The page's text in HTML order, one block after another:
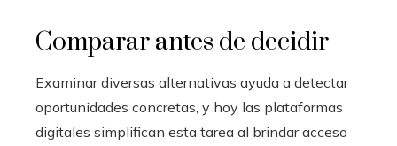
Comparar antes de decidir
Examinar diversas alternativas ayuda a detectar
oportunidades concretas, y hoy las plataformas
digitales simplifican esta tarea al brindar acceso